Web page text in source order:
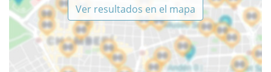
Ver resultados en el mapa